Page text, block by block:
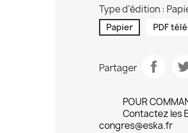
Type d'édition :
Papier PDF
Partager
POUR
Contactez les
congres@eska.fr